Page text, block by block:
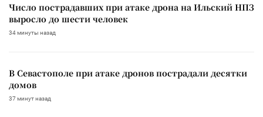
Число пострадавших при атаке дрона на Ильский НПЗ
выросло до шести человек
34 минуты назад
В Севастополе при атаке дронов пострадали десятки
домов
37 минут назад